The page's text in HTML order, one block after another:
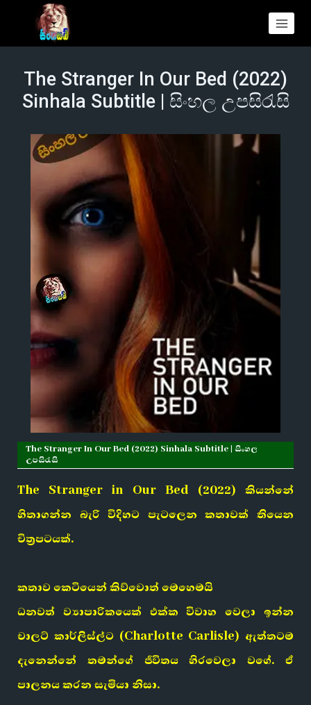
The Stranger In Our Bed (2022)
Sinhala Subtitle | සිංහල උපසිරැසි
The Stranger In Our Bed (2022) Sinhala Subtitle | සිංහල
උපසිරැසි
The Stranger in Our Bed (2022) කියන්නේ
හිතාගන්න බැරි විදිහට පැටලෙන කතාවක් තියෙන
චිත්‍රපටයක්.
කතාව කෙටියෙන් කිව්වොත් මෙහෙමයි
ධනවත් ව්‍යාපාරිකයෙක් එක්ක විවාහ වෙලා ඉන්න
චාලට් කාර්ලිස්ල්ට (Charlotte Carlisle) ඇත්තටම
දැනෙන්නේ තමන්ගේ ජීවිතය හිරවෙලා වගේ. ඒ
පාලනය කරන සැමියා නිසා.